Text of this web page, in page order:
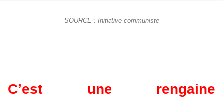
SOURCE : Initiative communiste
C’est une rengaine